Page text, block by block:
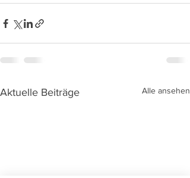
Aktuelle Beiträge Alle ansehen